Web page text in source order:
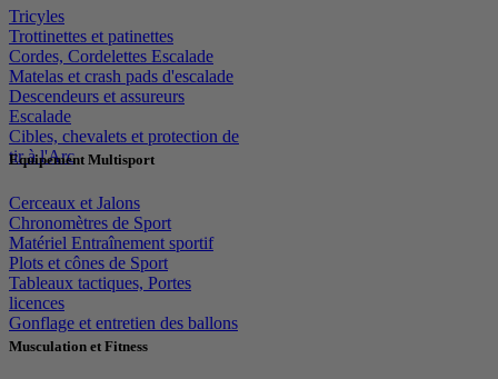
Tricyles
Trottinettes et patinettes
Cordes, Cordelettes Escalade
Matelas et crash pads d'escalade
Descendeurs et assureurs
Escalade
Cibles, chevalets et protection de
tir à l'Arc
Equipement Multisport
Cerceaux et Jalons
Chronomètres de Sport
Matériel Entraînement sportif
Plots et cônes de Sport
Tableaux tactiques, Portes
licences
Gonflage et entretien des ballons
Musculation et Fitness